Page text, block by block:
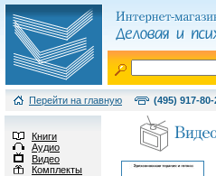
Перейти на главную (495) 917-
Книги
Аудио
Видео
Комплекты